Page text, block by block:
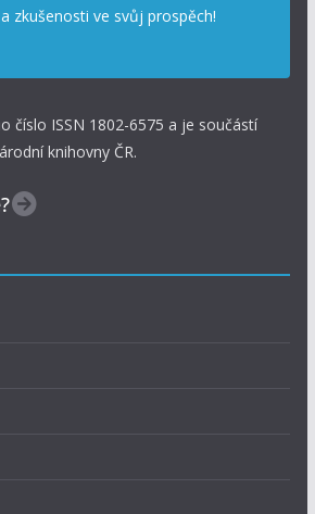
zkušenosti ve svůj prospěch!
číslo ISSN 1802-6575 a je součástí
knihovny ČR.